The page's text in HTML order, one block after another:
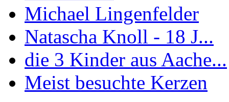
Michael Lingenfelder
Natascha Knoll - 18 J...
die 3 Kinder aus Aache...
Meist besuchte Kerzen